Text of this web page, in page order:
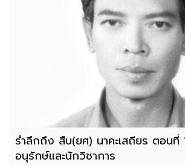
รำลึกถึง สืบ(ยศ) นาคะเสถียร ตอน
อนุรักษ์และนักวิชาการ